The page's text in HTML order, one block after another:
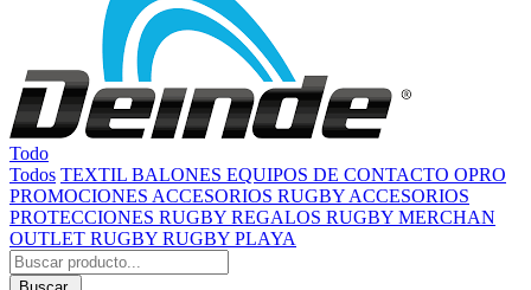
Todo
Todos TEXTIL BALONES EQUIPOS DE CONTACTO OPRO
PROMOCIONES ACCESORIOS RUGBY ACCESORIOS
PROTECCIONES RUGBY REGALOS RUGBY MERCHAN
OUTLET RUGBY RUGBY PLAYA